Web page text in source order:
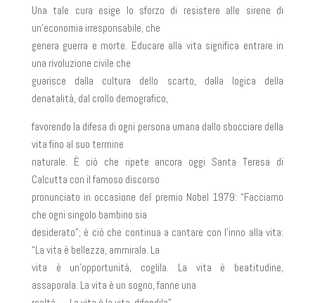
Una tale cura esige lo sforzo di resistere alle sirene di
un’economia irresponsabile, che
genera guerra e morte. Educare alla vita significa entrare in
una rivoluzione civile che
guarisce dalla cultura dello scarto, dalla logica della
denatalità, dal crollo demografico,
favorendo la difesa di ogni persona umana dallo sbocciare della
vita fino al suo termine
naturale. È ciò che ripete ancora oggi Santa Teresa di
Calcutta con il famoso discorso
pronunciato in occasione del premio Nobel 1979: “Facciamo
che ogni singolo bambino sia
desiderato”; è ciò che continua a cantare con l’inno alla vita:
“La vita è bellezza, ammirala. La
vita è un’opportunità, coglila. La vita è beatitudine,
assaporala. La vita è un sogno, fanne una